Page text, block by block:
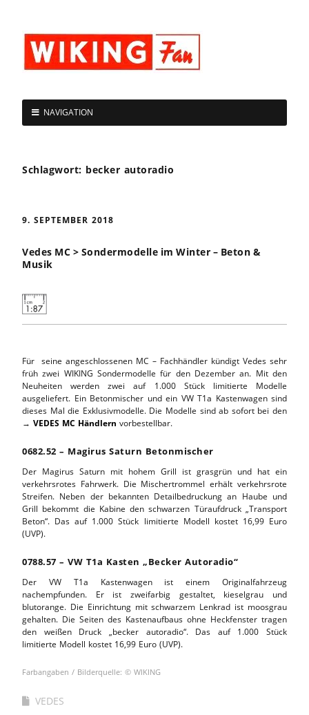
NAVIGATION
Schlagwort: becker autoradio
9. SEPTEMBER 2018
Vedes MC > Sondermodelle im Winter – Beton &
Musik
Für seine angeschlossenen MC – Fachhändler kündigt Vedes sehr
früh zwei WIKING Sondermodelle für den Dezember an. Mit den
Neuheiten werden zwei auf 1.000 Stück limitierte Modelle
ausgeliefert. Ein Betonmischer und ein VW T1a Kastenwagen sind
dieses Mal die Exklusivmodelle. Die Modelle sind ab sofort bei den
→ VEDES MC Händlern vorbestellbar.
0682.52 – Magirus Saturn Betonmischer
Der Magirus Saturn mit hohem Grill ist grasgrün und hat ein
verkehrsrotes Fahrwerk. Die Mischertrommel erhält verkehrsrote
Streifen. Neben der bekannten Detailbedruckung an Haube und
Grill bekommt die Kabine den schwarzen Türaufdruck „Transport
Beton“. Das auf 1.000 Stück limitierte Modell kostet 16,99 Euro
(UVP).
0788.57 – VW T1a Kasten „Becker Autoradio“
Der VW T1a Kastenwagen ist einem Originalfahrzeug
nachempfunden. Er ist zweifarbig gestaltet, kieselgrau und
blutorange. Die Einrichtung mit schwarzem Lenkrad ist moosgrau
gehalten. Die Seiten des Kastenaufbaus ohne Heckfenster tragen
den weißen Druck „becker autoradio“. Das auf 1.000 Stück
limitierte Modell kostet 16,99 Euro (UVP).
Farbangaben / Bilderquelle: © WIKING
VEDES